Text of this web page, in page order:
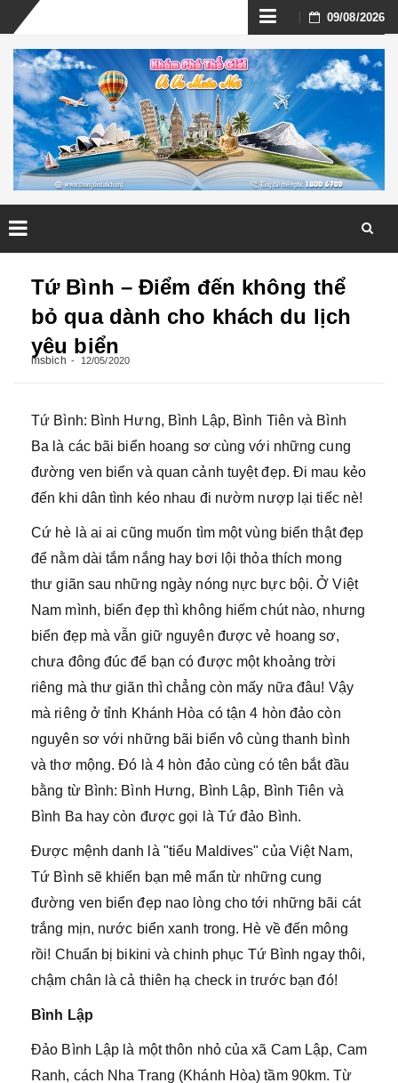
Skip
to
content
09/08/2026
Tứ Bình – Điểm đến không thể
bỏ qua dành cho khách du lịch
yêu biển
msbich 12/05/2020
Tứ Bình: Bình Hưng, Bình Lập, Bình Tiên và Bình
Ba là các bãi biển hoang sơ cùng với những cung
đường ven biển và quan cảnh tuyệt đẹp. Đi mau kẻo
đến khi dân tình kéo nhau đi nườm nượp lại tiếc nè!
Cứ hè là ai ai cũng muốn tìm một vùng biển thật đẹp
để nằm dài tắm nắng hay bơi lội thỏa thích mong
thư giãn sau những ngày nóng nực bực bội. Ở Việt
Nam mình, biển đẹp thì không hiếm chút nào, nhưng
biển đẹp mà vẫn giữ nguyên được vẻ hoang sơ,
chưa đông đúc để bạn có được một khoảng trời
riêng mà thư giãn thì chẳng còn mấy nữa đâu! Vậy
mà riêng ở tỉnh Khánh Hòa có tận 4 hòn đảo còn
nguyên sơ với những bãi biển vô cùng thanh bình
và thơ mộng. Đó là 4 hòn đảo cùng có tên bắt đầu
bằng từ Bình: Bình Hưng, Bình Lập, Bình Tiên và
Bình Ba hay còn được gọi là Tứ đảo Bình.
Được mệnh danh là "tiểu Maldives" của Việt Nam,
Tứ Bình sẽ khiến bạn mê mẩn từ những cung
đường ven biển đẹp nao lòng cho tới những bãi cát
trắng mịn, nước biển xanh trong. Hè về đến mông
rồi! Chuẩn bị bikini và chinh phục Tứ Bình ngay thôi,
chậm chân là cả thiên hạ check in trước bạn đó!
Bình Lập
Đảo Bình Lập là một thôn nhỏ của xã Cam Lập, Cam
Ranh, cách Nha Trang (Khánh Hòa) tầm 90km. Từ